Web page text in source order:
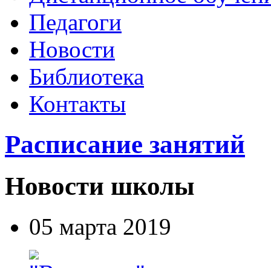
Педагоги
Новости
Библиотека
Контакты
Расписание занятий
Новости школы
05 марта 2019